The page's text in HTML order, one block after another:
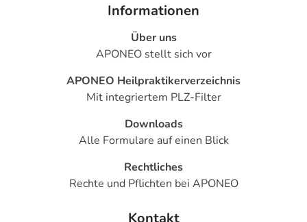
Informationen
Über uns
APONEO stellt sich vor
APONEO Heilpraktikerverzeichnis
Mit integriertem PLZ-Filter
Downloads
Alle Formulare auf einen Blick
Rechtliches
Rechte und Pflichten bei APONEO